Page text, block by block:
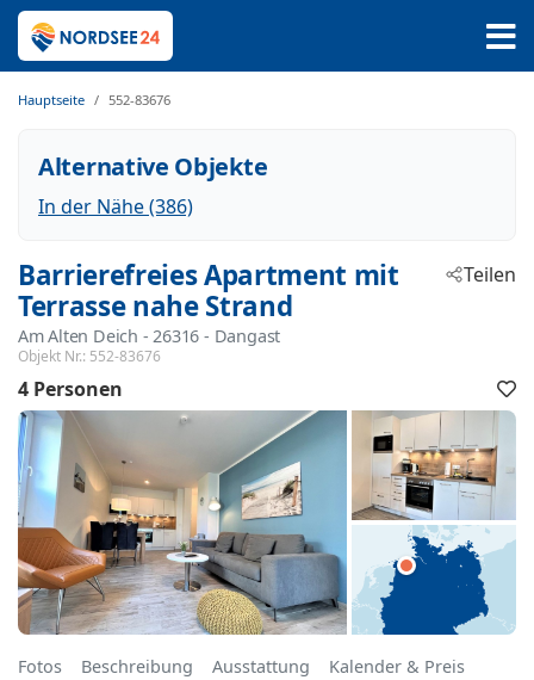
Hauptseite 552-83676
Alternative Objekte
In der Nähe (386)
Barrierefreies Apartment mit
Terrasse nahe Strand
Am Alten Deich - 26316 - Dangast
Objekt Nr.: 552-83676
Teilen
4 Personen
Fotos Beschreibung Ausstattung Kalender & Preis